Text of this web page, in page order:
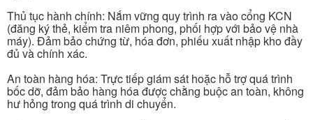
Thủ tục hành chính: Nắm vững quy trình ra vào cổng KCN
(đăng ký thẻ, kiểm tra niêm phong, phối hợp với bảo vệ nhà
máy). Đảm bảo chứng từ, hóa đơn, phiếu xuất nhập kho đầy
đủ và chính xác.
An toàn hàng hóa: Trực tiếp giám sát hoặc hỗ trợ quá trình
bốc dỡ, đảm bảo hàng hóa được chằng buộc an toàn, không
hư hỏng trong quá trình di chuyển.